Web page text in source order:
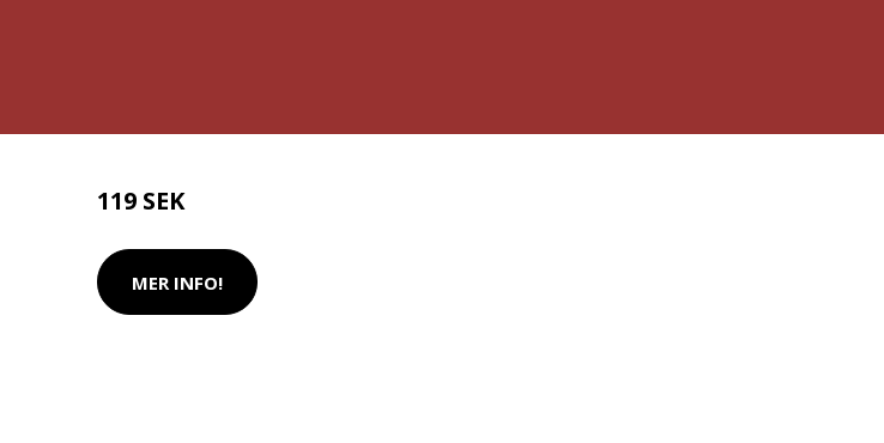
119 SEK
MER INFO!